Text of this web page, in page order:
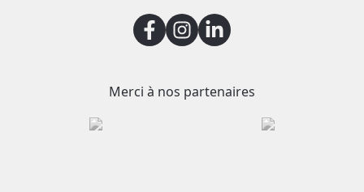
Merci à nos partenaires